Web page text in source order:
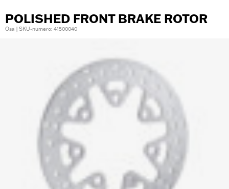
POLISHED FRONT BRAKE ROTOR
Osa | SKU-numero: 41500040